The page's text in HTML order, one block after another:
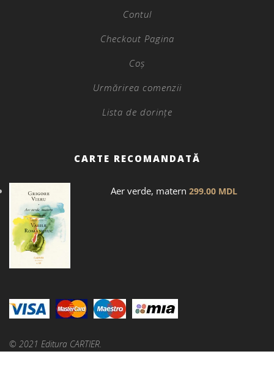
Contul
Checkout Pagina
Coș
Urmărirea comenzii
Lista de dorințe
CARTE RECOMANDATĂ
Aer verde, matern 299.00 MDL
© 2021 Editura CARTIER.